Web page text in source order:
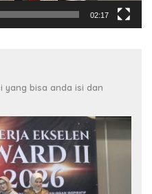
02:17
yang bisa anda isi dan